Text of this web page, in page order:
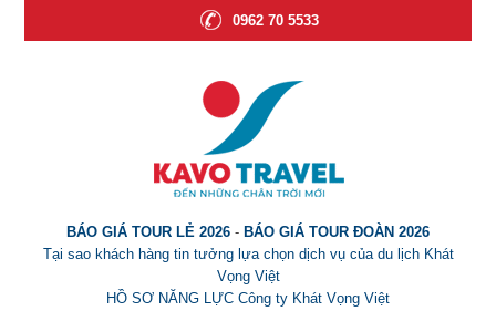
0962 70 5533
BÁO GIÁ TOUR LẺ 2026 - BÁO GIÁ TOUR ĐOÀN 2026
Tại sao khách hàng tin tưởng lựa chọn dịch vụ của du lịch Khát
Vọng Việt
HỒ SƠ NĂNG LỰC Công ty Khát Vọng Việt